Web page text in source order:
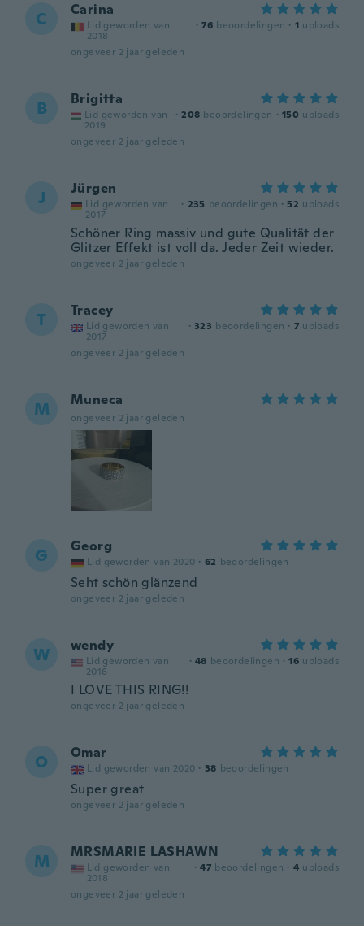
C Carina
Lid geworden van
2018
· 76 beoordelingen · 1 uploads
ongeveer 2 jaar geleden
B Brigitta
Lid geworden van
2019
· 208 beoordelingen · 150 uploads
ongeveer 2 jaar geleden
J Jürgen
Lid geworden van
2017
· 235 beoordelingen · 52 uploads
Schöner Ring massiv und gute Qualität der
Glitzer Effekt ist voll da. Jeder Zeit wieder.
ongeveer 2 jaar geleden
T Tracey
Lid geworden van
2017
· 323 beoordelingen · 7 uploads
ongeveer 2 jaar geleden
M Muneca
ongeveer 2 jaar geleden
G Georg
Lid geworden van 2020 · 62 beoordelingen
Seht schön glänzend
ongeveer 2 jaar geleden
W wendy
Lid geworden van
2016
· 48 beoordelingen · 16 uploads
I LOVE THIS RING!!
ongeveer 2 jaar geleden
O Omar
Lid geworden van 2020 · 38 beoordelingen
Super great
ongeveer 2 jaar geleden
M MRSMARIE LASHAWN
Lid geworden van
2018
· 47 beoordelingen · 4 uploads
ongeveer 2 jaar geleden